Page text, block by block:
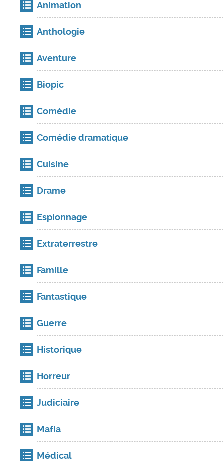
Animation
Anthologie
Aventure
Biopic
Comédie
Comédie dramatique
Cuisine
Drame
Espionnage
Extraterrestre
Famille
Fantastique
Guerre
Historique
Horreur
Judiciaire
Mafia
Médical